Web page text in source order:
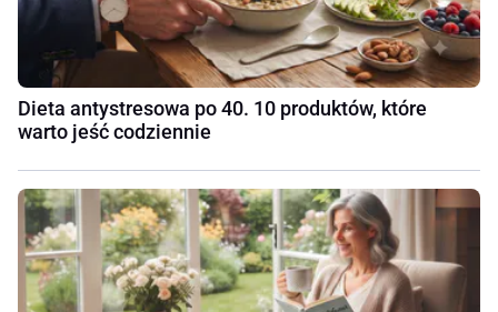
Dieta antystresowa po 40. 10 produktów, które
warto jeść codziennie